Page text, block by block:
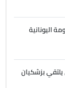
اليونانية
بزشكيان